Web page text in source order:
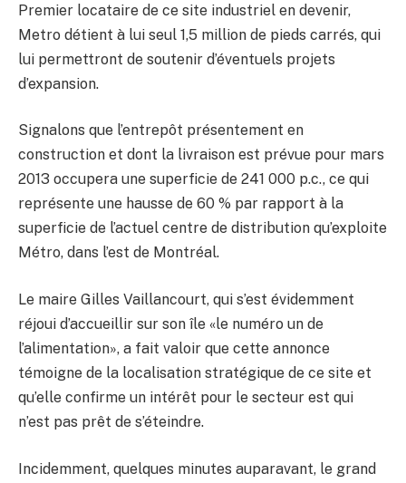
Premier locataire de ce site industriel en devenir,
Metro détient à lui seul 1,5 million de pieds carrés, qui
lui permettront de soutenir d’éventuels projets
d’expansion.
Signalons que l’entrepôt présentement en
construction et dont la livraison est prévue pour mars
2013 occupera une superficie de 241 000 p.c., ce qui
représente une hausse de 60 % par rapport à la
superficie de l’actuel centre de distribution qu’exploite
Métro, dans l’est de Montréal.
Le maire Gilles Vaillancourt, qui s’est évidemment
réjoui d’accueillir sur son île «le numéro un de
l’alimentation», a fait valoir que cette annonce
témoigne de la localisation stratégique de ce site et
qu’elle confirme un intérêt pour le secteur est qui
n’est pas prêt de s’éteindre.
Incidemment, quelques minutes auparavant, le grand